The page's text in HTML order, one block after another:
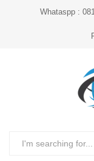
Whataspp :